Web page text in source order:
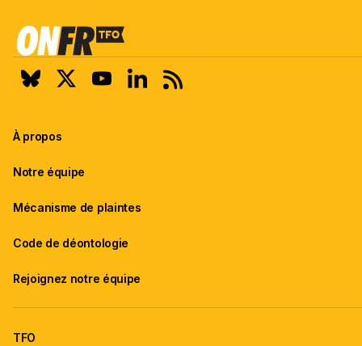
À propos
Notre équipe
Mécanisme de plaintes
Code de déontologie
Rejoignez notre équipe
TFO